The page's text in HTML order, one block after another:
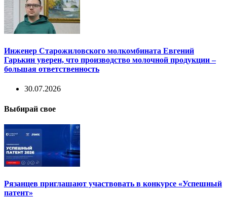
Инженер Старожиловского молкомбината Евгений
Гарькин уверен, что производство молочной продукции –
большая ответственность
30.07.2026
Выбирай свое
Рязанцев приглашают участвовать в конкурсе «Успешный
патент»